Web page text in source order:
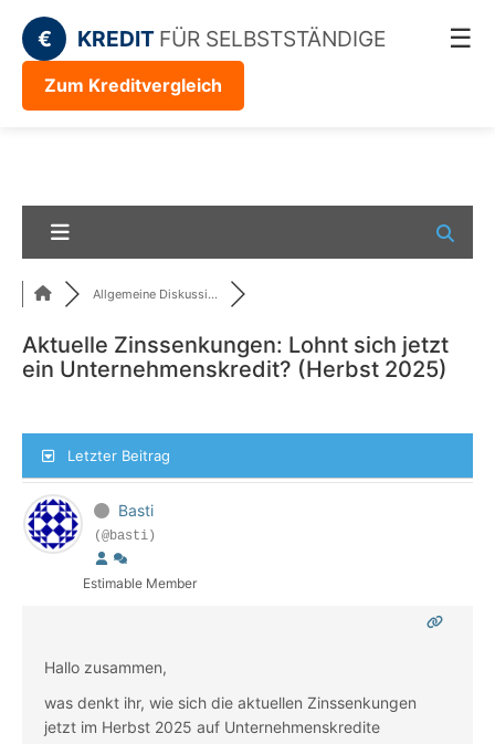
€ KREDIT FÜR SELBSTSTÄNDIGE ☰
Zum Kreditvergleich
Allgemeine Diskussi...
Aktuelle Zinssenkungen: Lohnt sich jetzt
ein Unternehmenskredit? (Herbst 2025)
Letzter Beitrag
Basti
(@basti)
Estimable Member
Hallo zusammen,
was denkt ihr, wie sich die aktuellen Zinssenkungen
jetzt im Herbst 2025 auf Unternehmenskredite